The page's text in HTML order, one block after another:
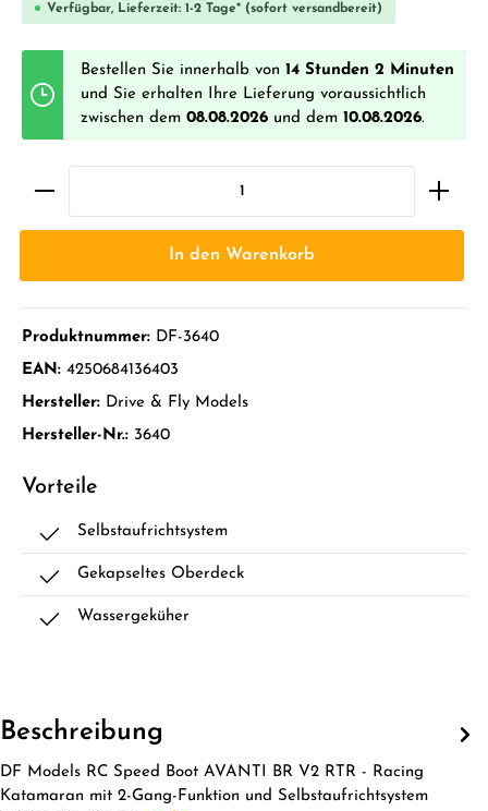
Verfügbar, Lieferzeit: 1-2 Tage* (sofort versandbereit)
Bestellen Sie innerhalb von 14 Stunden 2 Minuten
und Sie erhalten Ihre Lieferung voraussichtlich
zwischen dem 08.08.2026 und dem 10.08.2026.
In den Warenkorb
Produktnummer: DF-3640
EAN: 4250684136403
Hersteller: Drive & Fly Models
Hersteller-Nr.: 3640
Vorteile
Selbstaufrichtsystem
Gekapseltes Oberdeck
Wassergeküher
Beschreibung
DF Models RC Speed Boot AVANTI BR V2 RTR - Racing
Katamaran mit 2-Gang-Funktion und Selbstaufrichtsystem